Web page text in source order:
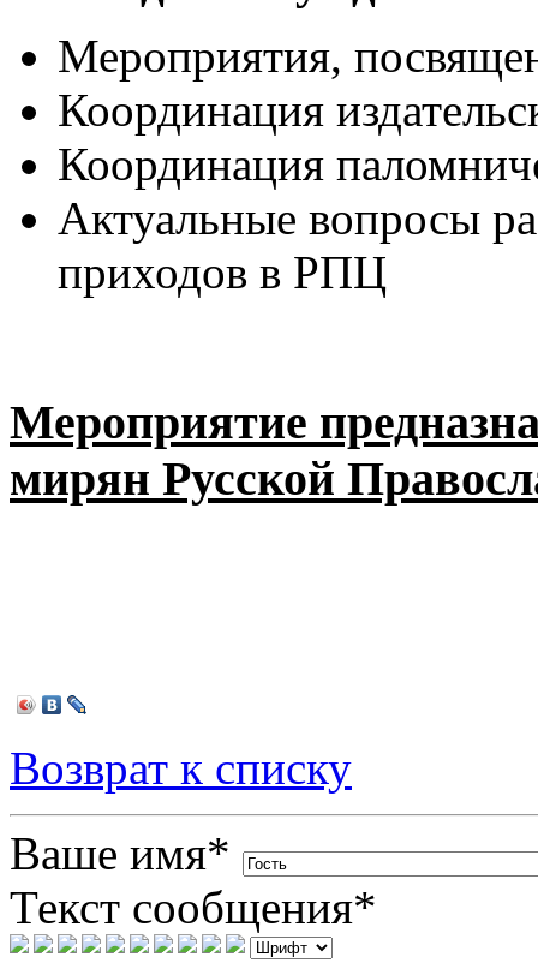
Мероприятия,
Координация
Координация
Актуальные вопросы
приходов в РПЦ
Мероприятие
мирян Русской
Возврат к списку
Ваше имя*
Текст сообщения*